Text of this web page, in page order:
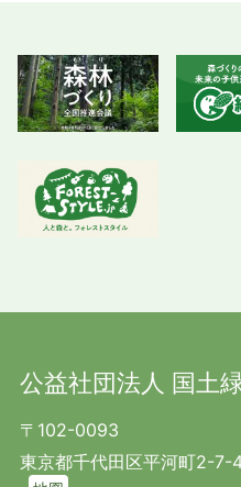
公益社団法人 国土
〒102-0093
東京都千代田区平河町2-7-